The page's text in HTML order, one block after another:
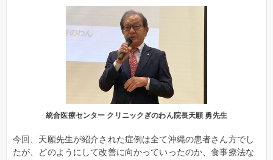
統合医療センター クリニックぎのわん院長天願 勇先生
今回、天願先生が紹介された症例は全て沖縄の患者さん方でし
たが、どのようにして改善に向かっていったのか、食事療法な